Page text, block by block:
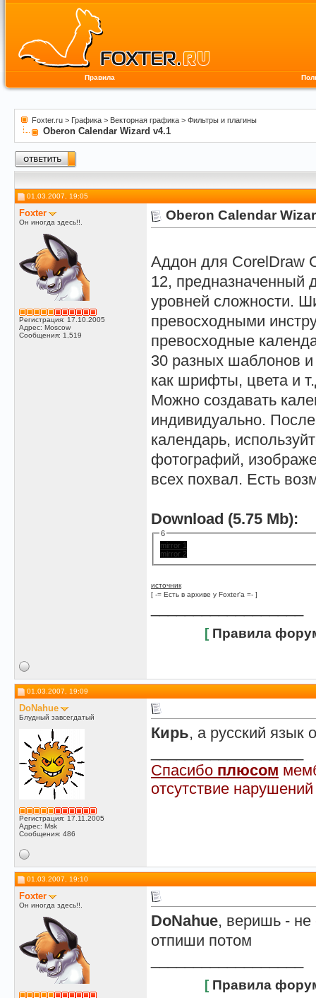
Правила
Foxter.ru > Графика > Векторная графика > Фильтры и плагины
Oberon Calendar Wizard v4.1
01.03.2007, 19:05
Foxter
Он иногда здесь!!.
Регистрация: 17.10.2005
Адрес: Moscow
Сообщения: 1,519
Oberon Calendar
Аддон для CorelDraw
12, предназначенный
уровней сложности.
превосходными
превосходные
30 разных шаблонов
как шрифты, цвета и
Можно создавать
индивидуально.
календарь,
фотографий,
всех похвал. Есть
Download (5.75 Mb):
6
mirror 1
mirror 2
источник
[ -= Есть в архиве у Foxter'a =- ]
[ Правила
01.03.2007, 19:09
DoNahue
Блудный завсегдатый
Регистрация: 17.11.2005
Адрес: Msk
Сообщения: 486
Кирь, а русский язык
Спасибо плюсом
отсутствие
01.03.2007, 19:10
Foxter
Он иногда здесь!!.
DoNahue, веришь - не
отпиши потом
[ Правила